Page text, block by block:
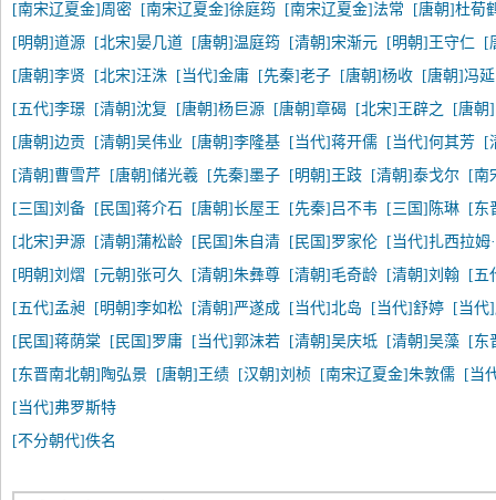
[南宋辽夏金]周密
[南宋辽夏金]徐庭筠 [南宋辽夏金]法常
[唐朝]杜荀
[明朝]道源
[北宋]晏几道 [唐朝]温庭筠 [清朝]宋渐元 [明朝]王守仁
[
[唐朝]李贤
[北宋]汪洙 [当代]金庸 [先秦]老子 [唐朝]杨收
[唐朝]冯
[五代]李璟
[清朝]沈复 [唐朝]杨巨源 [唐朝]章碣 [北宋]王辟之
[唐朝
[唐朝]边贡
[清朝]吴伟业 [唐朝]李隆基 [当代]蒋开儒 [当代]何其芳
[
[清朝]曹雪芹
[唐朝]储光羲 [先秦]墨子 [明朝]王跂 [清朝]泰戈尔
[南
[三国]刘备
[民国]蒋介石 [唐朝]长屋王 [先秦]吕不韦 [三国]陈琳
[东
[北宋]尹源
[清朝]蒲松龄 [民国]朱自清 [民国]罗家伦
[当代]扎西拉
[明朝]刘熠
[元朝]张可久 [清朝]朱彝尊 [清朝]毛奇龄 [清朝]刘翰
[五
[五代]孟昶
[明朝]李如松 [清朝]严遂成 [当代]北岛 [当代]舒婷
[当代
[民国]蒋荫棠
[民国]罗庸 [当代]郭沫若 [清朝]吴庆坻 [清朝]吴藻
[东
[东晋南北朝]陶弘景
[唐朝]王绩 [汉朝]刘桢 [南宋辽夏金]朱敦儒
[当
[当代]弗罗斯特
[不分朝代]佚名